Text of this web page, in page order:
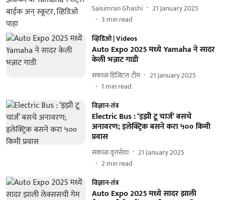
Saisimran Ghashi
21 January 2025
3 min read
व्हिडिओ | Videos
Auto Expo 2025 मध्ये Yamaha ने सादर
केली भन्नाट गाडी
सकाळ डिजिटल टीम
21 January 2025
1 min read
विज्ञान-तंत्र
Electric Bus : ‘इझी टू चार्ज’ बसचे
अनावरण; इलेक्ट्रिक बसने करा ५०० किमी
प्रवास
सकाळ वृत्तसेवा
21 January 2025
2min read
विज्ञान-तंत्र
Auto Expo 2025 मध्ये सादर झाली